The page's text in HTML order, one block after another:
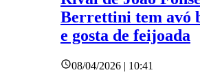
Berrettini tem avó
e gosta de feijoada
08/04/2026 | 10:41